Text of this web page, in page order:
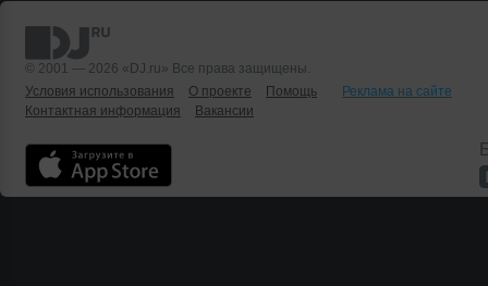
© 2001 — 2026 «DJ.ru» Все права защищены.
Условия использования
О проекте Помощь
Реклама на сайте
Контактная информация
Вакансии